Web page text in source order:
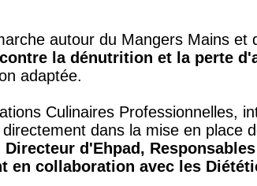
autour du Mangers Mains
la dénutrition et la perte
adaptée.
Culinaires Professionnelles,
directement dans la mise en place
Directeur d'Ehpad,
en collaboration avec les